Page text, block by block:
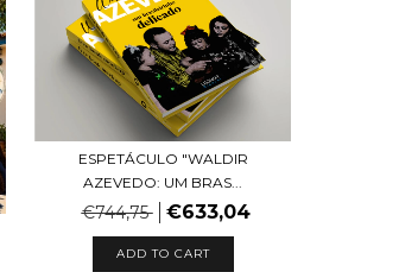
ESPETÁCULO "WALDIR
AZEVEDO: UM BRAS...
€744,75 €633,04